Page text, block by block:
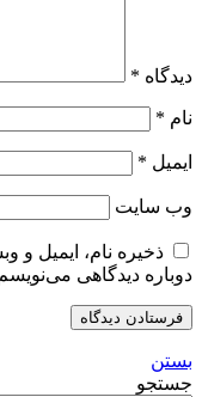
دیدگاه *
نام *
ایمیل *
وب‌ سایت
ذخیره نام، ایمیل و
دوباره دیدگاهی
بستن
جستجو